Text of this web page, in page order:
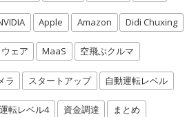
Apple Amazon Didi Chuxing
ェア MaaS 空飛ぶクルマ
ラ スタートアップ 自動運転レベル
転レベル4 資金調達 まとめ